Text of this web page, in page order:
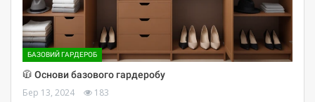
БАЗОВИЙ ГАРДЕРОБ
🧥 Основи базового гардеробу
Бер 13, 2024 183